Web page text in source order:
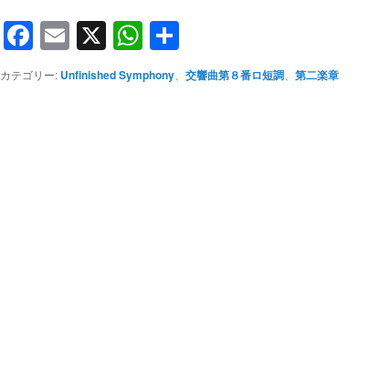
Facebook
Email
X WhatsApp
有
カテゴリー: Unfinished Symphony 交響曲第８番ロ短調 第二楽章